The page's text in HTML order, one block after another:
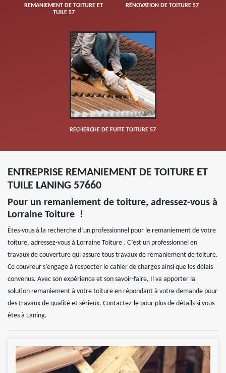
REMANIEMENT DE TOITURE ET
TUILE 57
RÉNOVATION DE TOITURE 57
RECHERCHE DE FUITE TOITURE 57
ENTREPRISE REMANIEMENT DE TOITURE ET
TUILE LANING 57660
Pour un remaniement de toiture, adressez-vous à
Lorraine Toiture !
Êtes-vous à la recherche d’un professionnel pour le remaniement de votre
toiture, adressez-vous à Lorraine Toiture . C’est un professionnel en
travaux de couverture qui assure tous travaux de remaniement de toiture.
Ce couvreur s’engage à respecter le cahier de charges ainsi que les délais
convenus. Avec son expérience et son savoir-faire, Il va apporter la
solution remaniement à votre toiture en répondant à votre demande pour
des travaux de qualité et sérieux. Contactez-le pour plus de détails si vous
êtes à Laning.